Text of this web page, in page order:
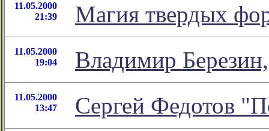
11.05.2000
21:39
Магия твердых
11.05.2000
19:04
Владимир
11.05.2000
13:47
Сергей Федотов